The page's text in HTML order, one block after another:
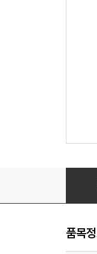
팬 하
품목